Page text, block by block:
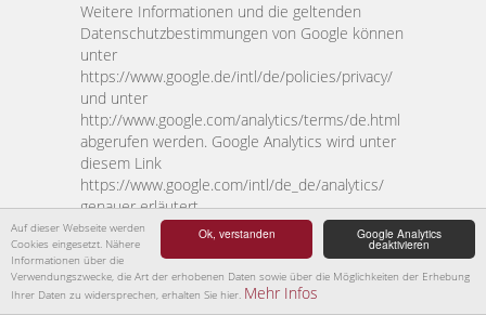
Google Analytics
deaktivieren
Ok, verstanden
Auf dieser Webseite werden
Cookies eingesetzt. Nähere
Informationen über die
Verwendungszwecke, die Art der erhobenen Daten sowie über die Möglichkeiten der Erhebung
Ihrer Daten zu widersprechen, erhalten Sie hier. Mehr Infos
Weitere Informationen und die geltenden
Datenschutzbestimmungen von Google können
unter
https://www.google.de/intl/de/policies/privacy/
und unter
http://www.google.com/analytics/terms/de.html
abgerufen werden. Google Analytics wird unter
diesem Link
https://www.google.com/intl/de_de/analytics/
genauer erläutert.
Der für die Verarbeitung Verantwortliche hat auf
dieser Internetseite Google AdWords integriert.
Google AdWords ist ein Dienst zur